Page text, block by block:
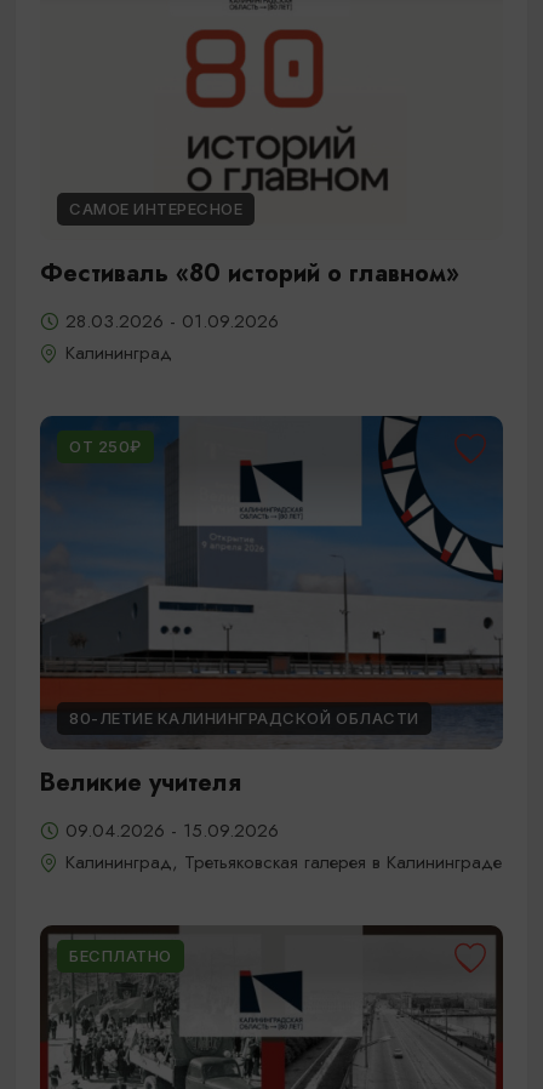
САМОЕ ИНТЕРЕСНОЕ
Фестиваль «80 историй о главном»
28.03.2026 - 01.09.2026
Калининград
ОТ 250₽
80-ЛЕТИЕ КАЛИНИНГРАДСКОЙ ОБЛАСТИ
Великие учителя
09.04.2026 - 15.09.2026
Калининград, Третьяковская галерея в Калининграде
БЕСПЛАТНО